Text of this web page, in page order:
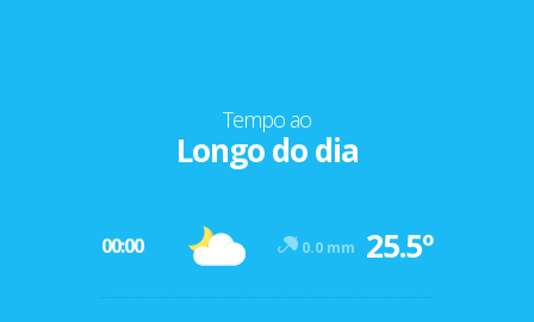
Tempo ao
Longo do dia
00:00 0.0 mm 25.5º